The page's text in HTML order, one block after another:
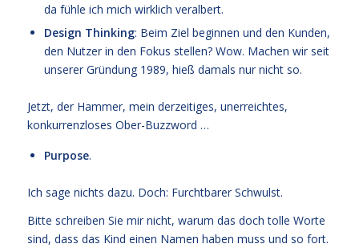
da fühle ich mich wirklich veralbert.
Design Thinking: Beim Ziel beginnen und den Kunden,
den Nutzer in den Fokus stellen? Wow. Machen wir seit
unserer Gründung 1989, hieß damals nur nicht so.
Jetzt, der Hammer, mein derzeitiges, unerreichtes,
konkurrenzloses Ober-Buzzword …
Purpose.
Ich sage nichts dazu. Doch: Furchtbarer Schwulst.
Bitte schreiben Sie mir nicht, warum das doch tolle Worte
sind, dass das Kind einen Namen haben muss und so fort.